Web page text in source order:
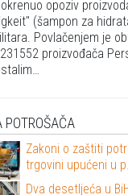
opoziv
(šampon za
Povlačenjem je
proizvođača
POTROŠAČA
Zakoni o zaštiti
trgovini upućeni u
Dva desetljeća u